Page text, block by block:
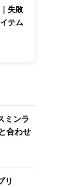
失敗
テム
ミンラ
合わせ
リ